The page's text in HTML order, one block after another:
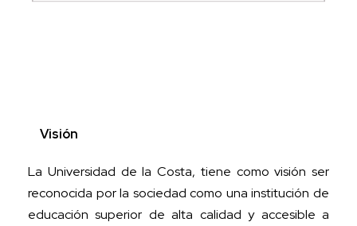
Visión
La Universidad de la Costa, tiene como visión ser
reconocida por la sociedad como una institución de
educación superior de alta calidad y accesible a